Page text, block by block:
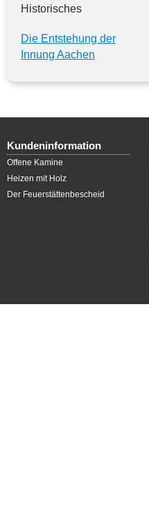
Historisches
Die Entstehung der
Innung Aachen
Kundeninformation
Offene Kamine
Heizen mit Holz
Der Feuerstättenbescheid